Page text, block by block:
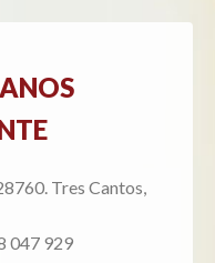
Tres Cantos,
047 929